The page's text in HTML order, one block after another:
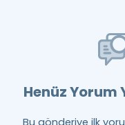
Henüz Yorum
Bu gönderiye ilk